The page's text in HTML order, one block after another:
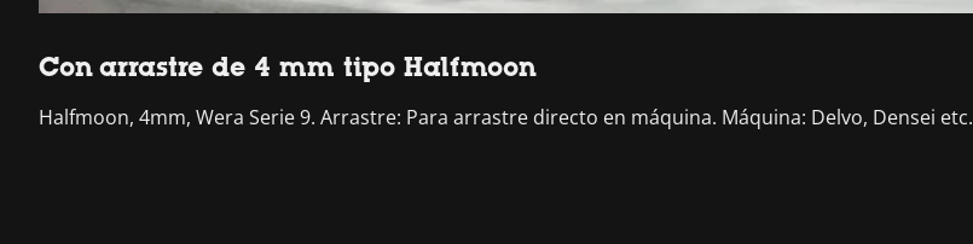
Con arrastre de 4 mm tipo Halfmoon
Halfmoon, 4mm, Wera Serie 9. Arrastre: Para arrastre directo en máquina. Máquina: Delvo, Densei etc.